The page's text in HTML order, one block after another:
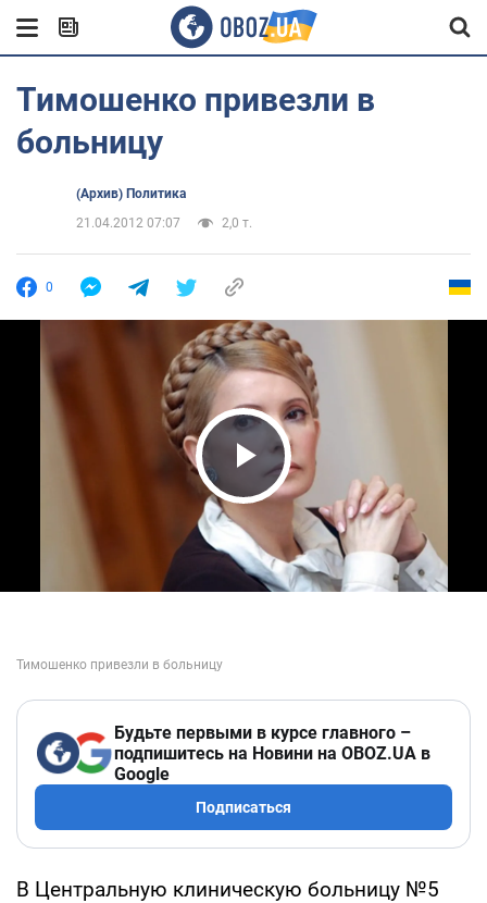
Тимошенко привезли в
больницу
(Архив) Политика
21.04.2012 07:07
2,0 т.
0
Play Video
Будьте первыми в курсе главного –
подпишитесь на Новини на OBOZ.UA в
Google
Подписаться
В Центральную клиническую больницу №5